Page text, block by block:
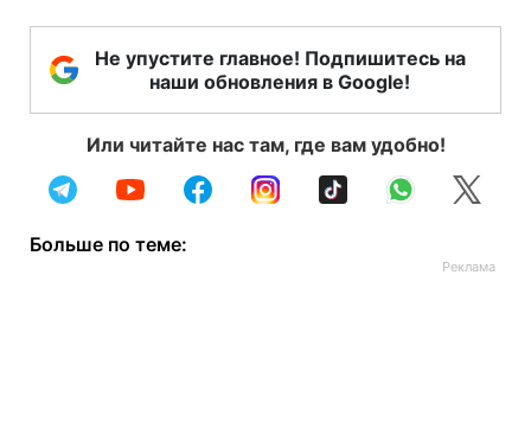
Не упустите главное! Подпишитесь на
наши обновления в Google!
Или читайте нас там, где вам удобно!
Больше по теме: